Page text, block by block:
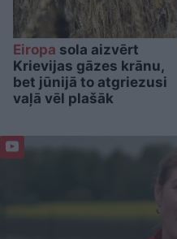
Eiropa sola aizvērt
Krievijas gāzes krānu,
bet jūnijā to atgriezusi
vaļā vēl plašāk